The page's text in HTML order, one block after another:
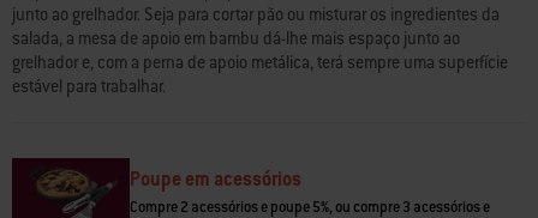
classificação.
Read
80
Reviews.
Link
página.
junto ao grelhador. Seja para cortar pão ou misturar os ingredientes da
salada, a mesa de apoio em bambu dá-lhe mais espaço junto ao
grelhador e, com a perna de apoio metálica, terá sempre uma superfície
estável para trabalhar.
Poupe em acessórios
Compre 2 acessórios e poupe 5%, ou compre 3 acessórios e